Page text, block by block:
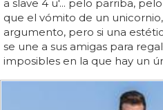
a slave 4 u'... pelo parriba,
que el vómito de un
argumento, pero si una
se une a sus amigas para
imposibles en la que hay un